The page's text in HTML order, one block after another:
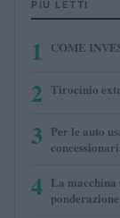
PIÙ LETTI
1 COME
2 Tirocinio
3 Per le auto
4 La macchina
ponderazione